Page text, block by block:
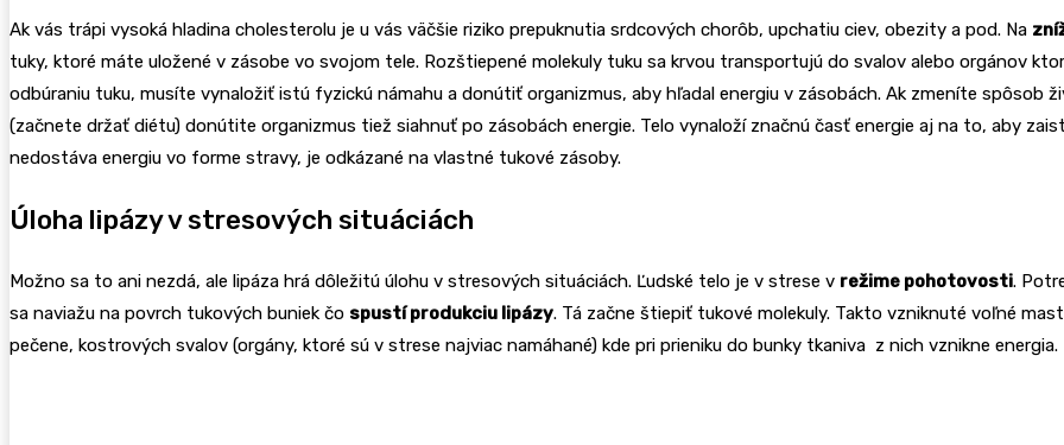
Ak vás trápi vysoká hladina cholesterolu je u vás väčšie riziko prepuknutia srdcových chorôb, upchatiu ciev, obezity a pod. Na
tuky, ktoré máte uložené v zásobe vo svojom tele. Rozštiepené molekuly tuku sa krvou transportujú do svalov alebo orgánov
odbúraniu tuku, musíte vynaložiť istú fyzickú námahu a donútiť organizmus, aby hľadal energiu v zásobách. Ak zmeníte spôsob
(začnete držať diétu) donútite organizmus tiež siahnuť po zásobách energie. Telo vynaloží značnú časť energie aj na to, aby
nedostáva energiu vo forme stravy, je odkázané na vlastné tukové zásoby.
Úloha lipázy v stresových situáciách
Možno sa to ani nezdá, ale lipáza hrá dôležitú úlohu v stresových situáciách. Ľudské telo je v strese v režime pohotovosti.
sa naviažu na povrch tukových buniek čo spustí produkciu lipázy. Tá začne štiepiť tukové molekuly. Takto vzniknuté voľné
pečene, kostrových svalov (orgány, ktoré sú v strese najviac namáhané) kde pri prieniku do bunky tkaniva z nich vznikne energia.